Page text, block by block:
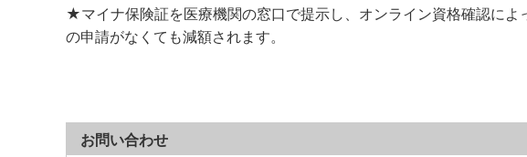
★マイナ保険証を医療機関の窓口で提示し、オンライン資格確認に
の申請がなくても減額されます。
お問い合わせ